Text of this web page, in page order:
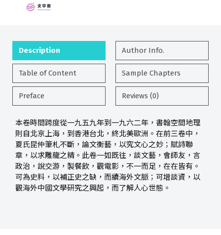
Description Author Info.
Table of Content Sample Chapters
Preface Reviews (0)
本卷時間跨度從一九五九年到一九六二年，書翰空間地理
則自北京上海，到香港台北，終北美歐洲。在前三卷中，
夏氏昆仲筆札不斷，論文衡藝，以究文心之妙；賦詩聯
章，以求雕龍之精。此卷一如既往，談文藝，會師友，言
政治，說交游，製餐飲，觀電影，不一而足，在在皆有。
可為史料，以補正史之缺，而續海外文脈；可增談資，以
觀海外中國文學研究之興起，而了解人心世態。